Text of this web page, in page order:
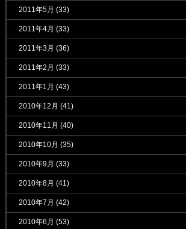
2011年5月 (33)
2011年4月 (33)
2011年3月 (36)
2011年2月 (33)
2011年1月 (43)
2010年12月 (41)
2010年11月 (40)
2010年10月 (35)
2010年9月 (33)
2010年8月 (41)
2010年7月 (42)
2010年6月 (53)